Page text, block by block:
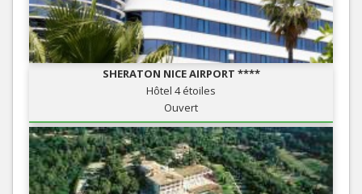
SHERATON NICE AIRPORT ****
Hôtel 4 étoiles
Ouvert